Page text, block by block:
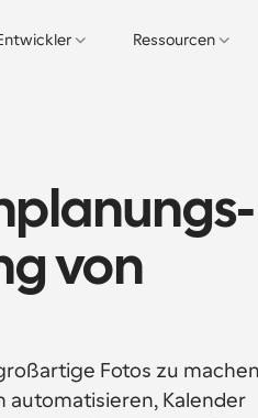
Ressourcen
von
Fotos zu
automatisieren, Kalender